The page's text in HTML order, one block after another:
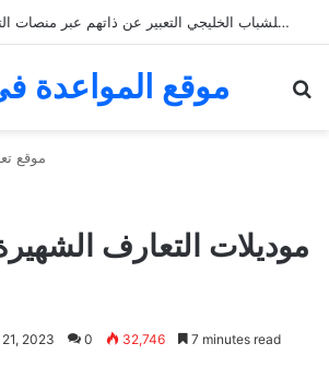
كيف يمكن للشباب الخليجي التعبير عن ذاتهم عبر منصات التعارف الإلكترونية؟
موقع المواعدة
موقع
موديلات التعارف
2023 0 32,746 7 minutes read